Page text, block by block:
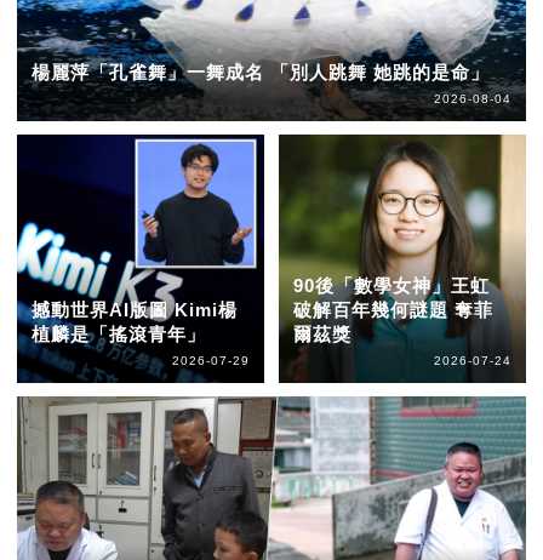
楊麗萍「孔雀舞」一舞成名 「別人跳舞 她跳的是命」
2026-08-04
撼動世界AI版圖 Kimi楊
植麟是「搖滾青年」
2026-07-29
90後「數學女神」王虹
破解百年幾何謎題 奪菲
爾茲獎
2026-07-24